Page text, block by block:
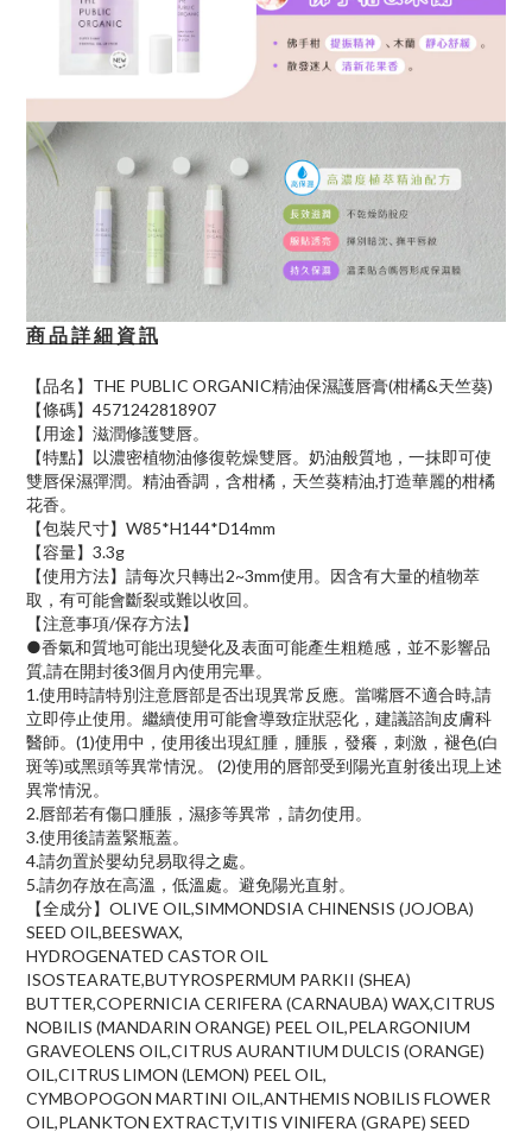
商 品 詳 細 資 訊
【品名】THE PUBLIC ORGANIC精油保濕護唇膏(柑橘&天竺葵)
【條碼】4571242818907
【用途】滋潤修護雙唇。
【特點】以濃密植物油修復乾燥雙唇。奶油般質地，一抹即可使
雙唇保濕彈潤。精油香調，含柑橘，天竺葵精油,打造華麗的柑橘
花香。
【包裝尺寸】W85*H144*D14mm
【容量】3.3g
【使用方法】請每次只轉出2~3mm使用。因含有大量的植物萃
取，有可能會斷裂或難以收回。
【注意事項/保存方法】
●香氣和質地可能出現變化及表面可能產生粗糙感，並不影響品
質,請在開封後3個月內使用完畢。
1.使用時請特別注意唇部是否出現異常反應。當嘴唇不適合時,請
立即停止使用。繼續使用可能會導致症狀惡化，建議諮詢皮膚科
醫師。(1)使用中，使用後出現紅腫，腫脹，發癢，刺激，褪色(白
斑等)或黑頭等異常情況。 (2)使用的唇部受到陽光直射後出現上述
異常情況。
2.唇部若有傷口腫脹，濕疹等異常，請勿使用。
3.使用後請蓋緊瓶蓋。
4.請勿置於嬰幼兒易取得之處。
5.請勿存放在高溫，低溫處。避免陽光直射。
【全成分】OLIVE OIL,SIMMONDSIA CHINENSIS (JOJOBA)
SEED OIL,BEESWAX,
HYDROGENATED CASTOR OIL
ISOSTEARATE,BUTYROSPERMUM PARKII (SHEA)
BUTTER,COPERNICIA CERIFERA (CARNAUBA) WAX,CITRUS
NOBILIS (MANDARIN ORANGE) PEEL OIL,PELARGONIUM
GRAVEOLENS OIL,CITRUS AURANTIUM DULCIS (ORANGE)
OIL,CITRUS LIMON (LEMON) PEEL OIL,
CYMBOPOGON MARTINI OIL,ANTHEMIS NOBILIS FLOWER
OIL,PLANKTON EXTRACT,VITIS VINIFERA (GRAPE) SEED